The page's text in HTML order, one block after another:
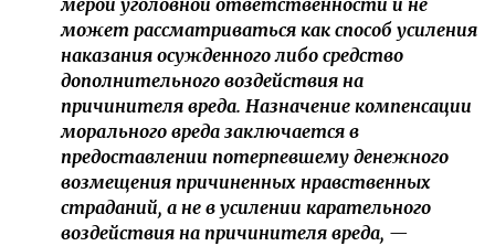
мерой уголовной ответственности и не
может рассматриваться как способ усиления
наказания осужденного либо средство
дополнительного воздействия на
причинителя вреда. Назначение компенсации
морального вреда заключается в
предоставлении потерпевшему денежного
возмещения причиненных нравственных
страданий, а не в усилении карательного
воздействия на причинителя вреда, —